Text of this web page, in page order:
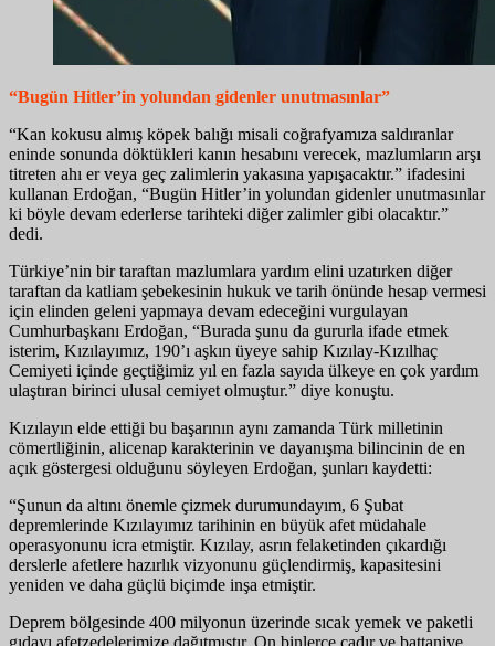
“Bugün Hitler’in yolundan gidenler unutmasınlar”
“Kan kokusu almış köpek balığı misali coğrafyamıza saldıranlar
eninde sonunda döktükleri kanın hesabını verecek, mazlumların arşı
titreten ahı er veya geç zalimlerin yakasına yapışacaktır.” ifadesini
kullanan Erdoğan, “Bugün Hitler’in yolundan gidenler unutmasınlar
ki böyle devam ederlerse tarihteki diğer zalimler gibi olacaktır.”
dedi.
Türkiye’nin bir taraftan mazlumlara yardım elini uzatırken diğer
taraftan da katliam şebekesinin hukuk ve tarih önünde hesap vermesi
için elinden geleni yapmaya devam edeceğini vurgulayan
Cumhurbaşkanı Erdoğan, “Burada şunu da gururla ifade etmek
isterim, Kızılayımız, 190’ı aşkın üyeye sahip Kızılay-Kızılhaç
Cemiyeti içinde geçtiğimiz yıl en fazla sayıda ülkeye en çok yardım
ulaştıran birinci ulusal cemiyet olmuştur.” diye konuştu.
Kızılayın elde ettiği bu başarının aynı zamanda Türk milletinin
cömertliğinin, alicenap karakterinin ve dayanışma bilincinin de en
açık göstergesi olduğunu söyleyen Erdoğan, şunları kaydetti:
“Şunun da altını önemle çizmek durumundayım, 6 Şubat
depremlerinde Kızılayımız tarihinin en büyük afet müdahale
operasyonunu icra etmiştir. Kızılay, asrın felaketinden çıkardığı
derslerle afetlere hazırlık vizyonunu güçlendirmiş, kapasitesini
yeniden ve daha güçlü biçimde inşa etmiştir.
Deprem bölgesinde 400 milyonun üzerinde sıcak yemek ve paketli
gıdayı afetzedelerimize dağıtmıştır. On binlerce çadır ve battaniye